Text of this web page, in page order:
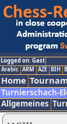
Logged on: Gast
Arabic ARM AZE BIH
Home
Turnierschach-
Allgemeines